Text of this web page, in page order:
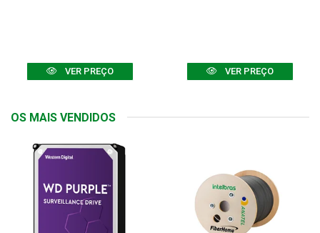
VER PREÇO VER PREÇO
OS MAIS VENDIDOS